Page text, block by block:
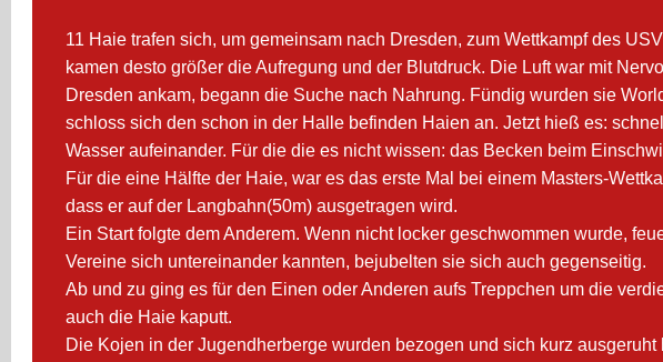
11 Haie trafen sich, um gemeinsam nach Dresden, zum Wettkampf des
kamen desto größer die Aufregung und der Blutdruck. Die Luft war mit
Dresden ankam, begann die Suche nach Nahrung. Fündig wurden sie
schloss sich den schon in der Halle befinden Haien an. Jetzt hieß es:
Wasser aufeinander. Für die die es nicht wissen: das Becken beim
Für die eine Hälfte der Haie, war es das erste Mal bei einem Masters-
dass er auf der Langbahn(50m) ausgetragen wird.
Ein Start folgte dem Anderem. Wenn nicht locker geschwommen wurde,
Vereine sich untereinander kannten, bejubelten sie sich auch gegenseitig.
Ab und zu ging es für den Einen oder Anderen aufs Treppchen um die
auch die Haie kaputt.
Die Kojen in der Jugendherberge wurden bezogen und sich kurz